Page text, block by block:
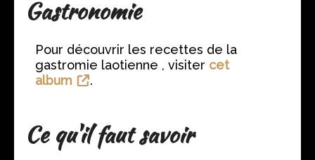
Gastronomie
Pour découvrir les recettes de la
gastromie laotienne , visiter cet
album
.
Ce qu'il faut savoir